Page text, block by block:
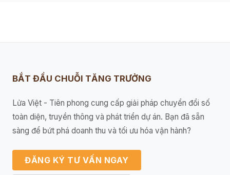
BẮT ĐẦU CHUỖI TĂNG TRƯỞNG
Lửa Việt - Tiên phong cung cấp giải pháp chuyển đổi số
toàn diện, truyền thông và phát triển dự án. Bạn đã sẵn
sàng để bứt phá doanh thu và tối ưu hóa vận hành?
ĐĂNG KÝ TƯ VẤN NGAY